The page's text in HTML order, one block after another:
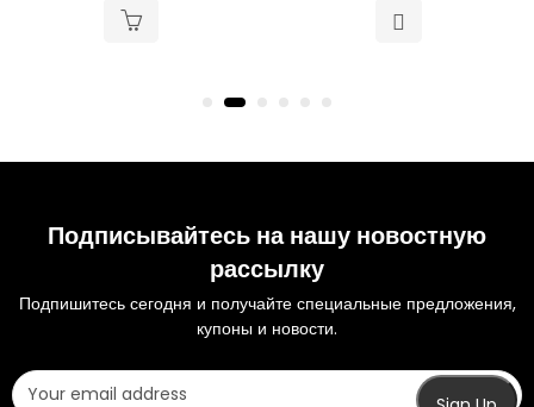
Подписывайтесь на нашу новостную
рассылку
Подпишитесь сегодня и получайте специальные предложения,
купоны и новости.